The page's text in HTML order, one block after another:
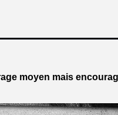
moyen mais